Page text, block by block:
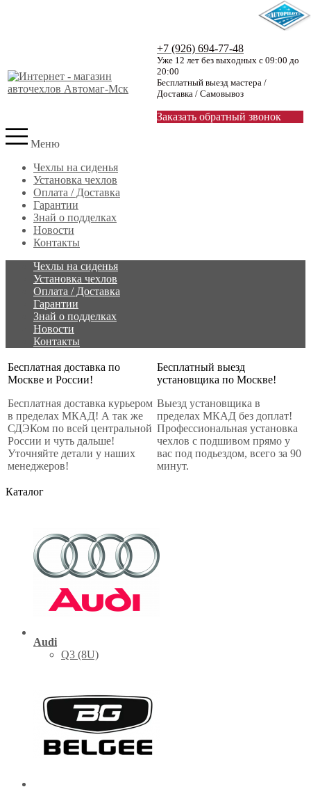
+7 (926) 694-77-48
Уже 12 лет без выходных с 09:00 до
20:00
Бесплатный выезд мастера /
Доставка / Самовывоз
Заказать обратный звонок
Меню
Чехлы на сиденья
Установка чехлов
Оплата / Доставка
Гарантии
Знай о подделках
Новости
Контакты
Чехлы на сиденья
Установка чехлов
Оплата / Доставка
Гарантии
Знай о подделках
Новости
Контакты
Бесплатная доставка по
Москве и России!
Бесплатная доставка курьером
в пределах МКАД! А так же
СДЭКом по всей центральной
России и чуть дальше!
Уточняйте детали у наших
менеджеров!
Бесплатный выезд
установщика по Москве!
Выезд установщика в
пределах МКАД без доплат!
Профессиональная установка
чехлов с подшивом прямо у
вас под подьездом, всего за 90
минут.
Каталог
Audi
Q3 (8U)